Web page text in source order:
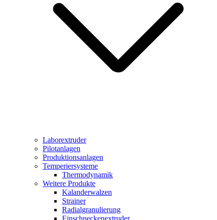
Laborextruder
Pilotanlagen
Produktionsanlagen
Temperiersysteme
Thermodynamik
Weitere Produkte
Kalanderwalzen
Strainer
Radialgranulierung
Einschneckenextruder